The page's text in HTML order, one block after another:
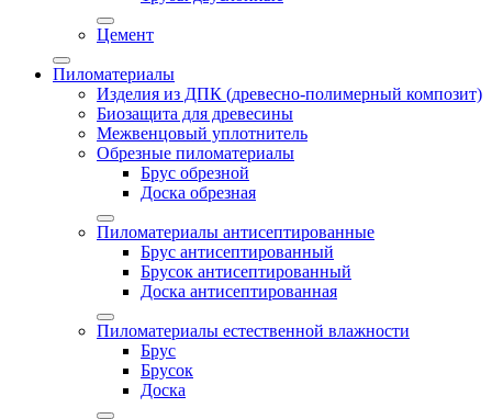
Цемент
Пиломатериалы
Изделия из ДПК (древесно-полимерный композит)
Биозащита для древесины
Межвенцовый уплотнитель
Обрезные пиломатериалы
Брус обрезной
Доска обрезная
Пиломатериалы антисептированные
Брус антисептированный
Брусок антисептированный
Доска антисептированная
Пиломатериалы естественной влажности
Брус
Брусок
Доска